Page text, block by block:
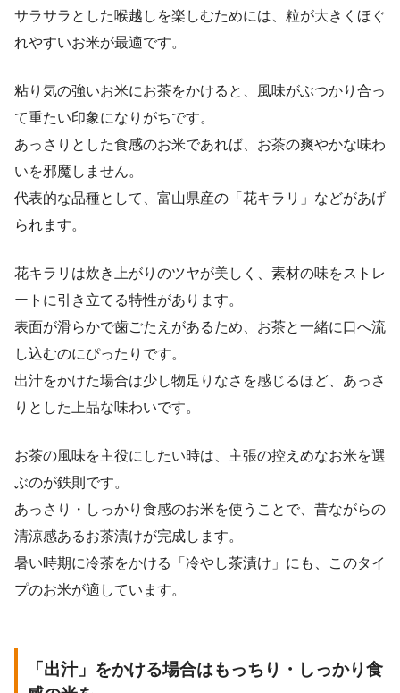
サラサラとした喉越しを楽しむためには、粒が大きくほぐ
れやすいお米が最適です。
粘り気の強いお米にお茶をかけると、風味がぶつかり合っ
て重たい印象になりがちです。
あっさりとした食感のお米であれば、お茶の爽やかな味わ
いを邪魔しません。
代表的な品種として、富山県産の「花キラリ」などがあげ
られます。
花キラリは炊き上がりのツヤが美しく、素材の味をストレ
ートに引き立てる特性があります。
表面が滑らかで歯ごたえがあるため、お茶と一緒に口へ流
し込むのにぴったりです。
出汁をかけた場合は少し物足りなさを感じるほど、あっさ
りとした上品な味わいです。
お茶の風味を主役にしたい時は、主張の控えめなお米を選
ぶのが鉄則です。
あっさり・しっかり食感のお米を使うことで、昔ながらの
清涼感あるお茶漬けが完成します。
暑い時期に冷茶をかける「冷やし茶漬け」にも、このタイ
プのお米が適しています。
「出汁」をかける場合はもっちり・しっかり食